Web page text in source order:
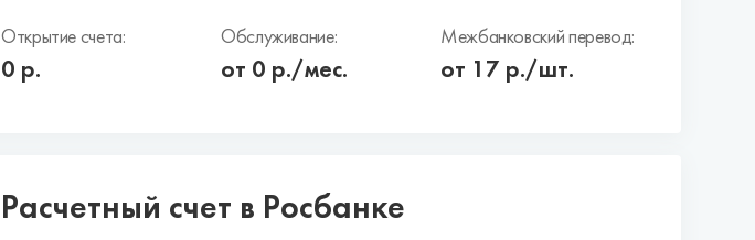
Открытие счета:
0 р.
Обслуживание:
от 0 р./мес.
Межбанковский перевод:
от 17 р./шт.
Расчетный счет в Росбанке